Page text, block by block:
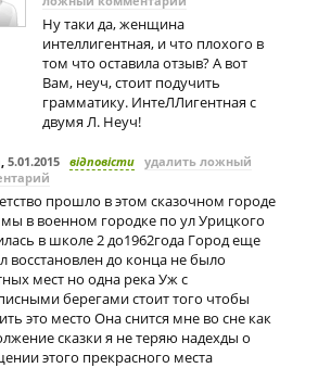
Ну таки да, женщина
интеллигентная, и что плохого в
том что оставила отзыв? А вот
Вам, неуч, стоит подучить
грамматику. ИнтеЛЛигентная с
двумя Л. Неуч!
, 5.01.2015 відповісти удалить ложный
прошло в этом сказочном городе
в военном городке по ул Урицкого
в школе 2 до1962года Город еще
восстановлен до конца не было
мест но одна река Уж с
берегами стоит того чтобы
это место Она снится мне во сне как
сказки я не теряю надехды о
этого прекрасного места